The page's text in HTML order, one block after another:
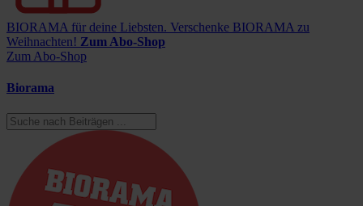
BIORAMA für deine Liebsten. Verschenke BIORAMA zu
Weihnachten! Zum Abo-Shop
Zum Abo-Shop
Biorama